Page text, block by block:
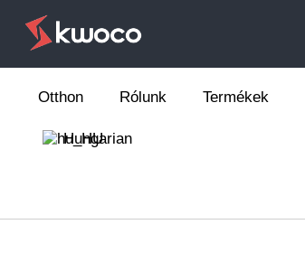
Otthon Rólunk Termékek
Hungarian